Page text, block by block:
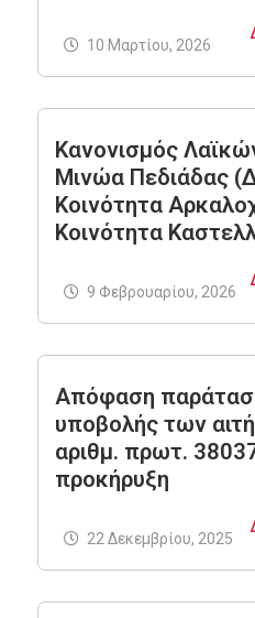
10 Μαρτίου, 2026
Κανονισμός
Μινώα Πεδιάδας
Κοινότητα
Κοινότητα
9 Φεβρουαρίου, 2026
Απόφαση
υποβολής των
αριθμ. πρωτ.
προκήρυξη
22 Δεκεμβρίου, 2025